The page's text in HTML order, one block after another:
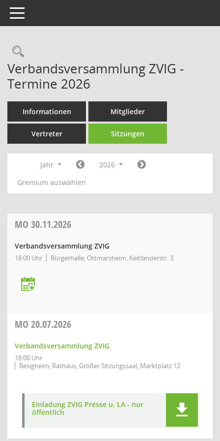
Toggle navigation
Rechercheauswahl
Verbandsversammlung ZVIG -
Termine 2026
Informationen Mitglieder
Vertreter Sitzungen
Jahr
2026
Gremium auswählen
MO 30.11.2026
Verbandsversammlung ZVIG
18:00 Uhr Bürgerhalle, Ottmarsheim, Keitländerstr. 3
MO 20.07.2026
Verbandsversammlung ZVIG
18:00 Uhr
Besigheim, Rathaus, Großer Sitzungssaal, Marktplatz 12
Einladung ZVIG Presse u. LA - nur
öffentlich